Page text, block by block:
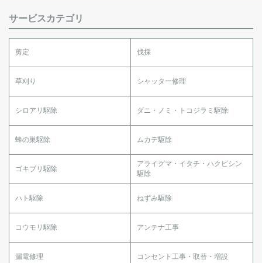
サービスカテゴリ
剪定 伐採
草刈り シャッター修理
シロアリ駆除 ダニ・ノミ・トコジラミ駆除
蜂の巣駆除 ムカデ駆除
ゴキブリ駆除
アライグマ・イタチ・ハクビシン
駆除
ハト駆除 ねずみ駆除
コウモリ駆除 アンテナ工事
漏電修理 コンセント工事・取替・増設